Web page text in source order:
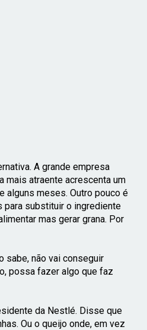
A grande empresa
mais atraente acrescenta um
alguns meses. Outro pouco é
para substituir o ingrediente
mas gerar grana. Por
sabe, não vai conseguir
possa fazer algo que faz
da Nestlé. Disse que
Ou o queijo onde, em vez